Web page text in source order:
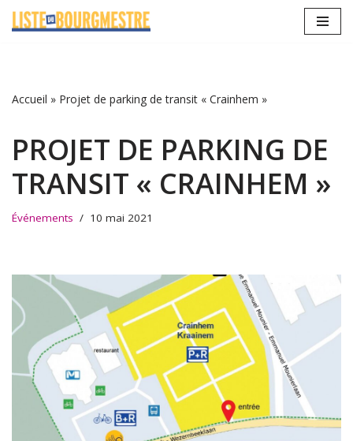
Accueil » Projet de parking de transit « Crainhem »
PROJET DE PARKING DE
TRANSIT « CRAINHEM »
Événements 10 mai 2021